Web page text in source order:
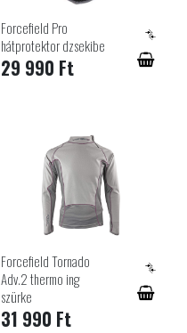
Forcefield Pro
hátprotektor dzsekibe
29 990 Ft
Forcefield Tornado
Adv.2 thermo ing
szürke
31 990 Ft